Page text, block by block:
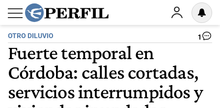
OTRO DILUVIO 1
Fuerte temporal en
Córdoba: calles cortadas,
servicios interrumpidos y